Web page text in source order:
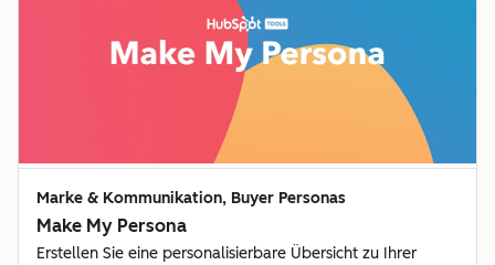
Marke & Kommunikation, Buyer Personas
Make My Persona
Erstellen Sie eine personalisierbare Übersicht zu Ihrer